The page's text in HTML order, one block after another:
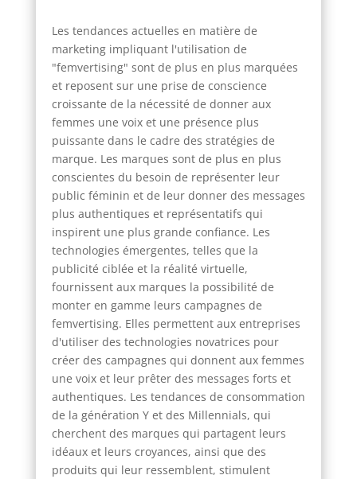
Les tendances actuelles en matière de
marketing impliquant l'utilisation de
"femvertising" sont de plus en plus marquées
et reposent sur une prise de conscience
croissante de la nécessité de donner aux
femmes une voix et une présence plus
puissante dans le cadre des stratégies de
marque. Les marques sont de plus en plus
conscientes du besoin de représenter leur
public féminin et de leur donner des messages
plus authentiques et représentatifs qui
inspirent une plus grande confiance. Les
technologies émergentes, telles que la
publicité ciblée et la réalité virtuelle,
fournissent aux marques la possibilité de
monter en gamme leurs campagnes de
femvertising. Elles permettent aux entreprises
d'utiliser des technologies novatrices pour
créer des campagnes qui donnent aux femmes
une voix et leur prêter des messages forts et
authentiques. Les tendances de consommation
de la génération Y et des Millennials, qui
cherchent des marques qui partagent leurs
idéaux et leurs croyances, ainsi que des
produits qui leur ressemblent, stimulent